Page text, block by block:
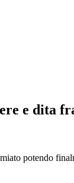
e dita
potendo